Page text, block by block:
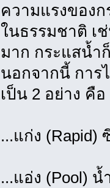
ความแรงของ
ในธรรมชาติ เ
มาก กระแสน้ำ
นอกจากนี้ การ
เป็น 2 อย่าง คือ
...แก่ง (Rapid)
...แอ่ง (Pool)